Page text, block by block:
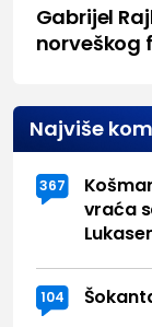
Gabrijel
norveškog
Najviše
367
vraća
104